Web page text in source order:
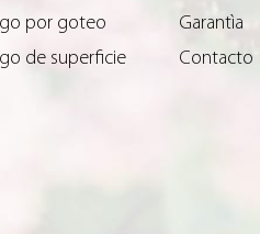
por goteo
de superficie
Garantìa
Contacto